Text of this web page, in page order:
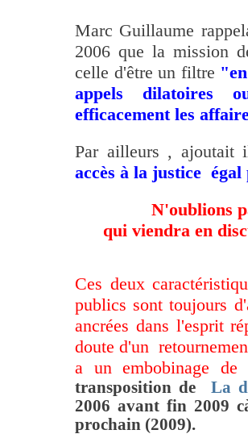
Marc Guillaume
2006 que la mission
celle d'être un filtre
appels dilatoires
efficacement les
Par ailleurs ,
accès à la justice égal
N'oublions
qui viendra en
Ces deux
publics sont toujours
ancrées dans l'esprit
doute d'un
a un embobinage de
transposition de La
2006 avant fin 2009
prochain (2009).